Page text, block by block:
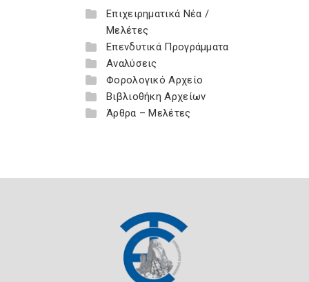
Επιχειρηματικά Νέα /
Μελέτες
Επενδυτικά Προγράμματα
Αναλύσεις
Φορολογικό Αρχείο
Βιβλιοθήκη Αρχείων
Άρθρα – Μελέτες